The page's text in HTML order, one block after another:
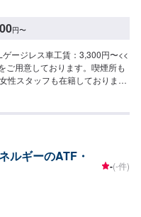
円〜
ージレス車工賃：3,300円〜<<
ご用意しております。喫煙所も
性スタッフも在籍しておりま
ルギーのATF・
-(-件)